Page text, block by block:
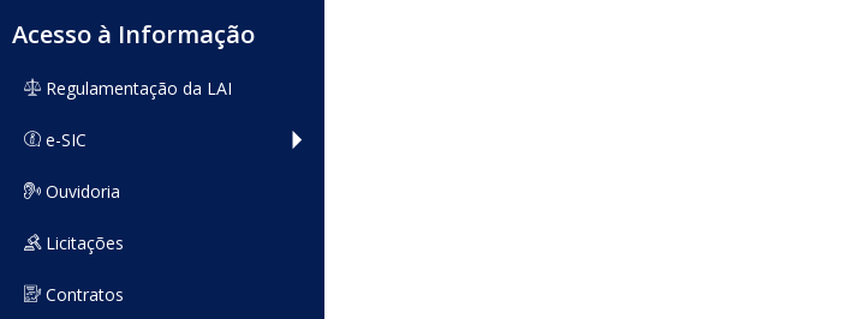
Acesso à Informação
Regulamentação da LAI
e-SIC
Ouvidoria
Licitações
Contratos